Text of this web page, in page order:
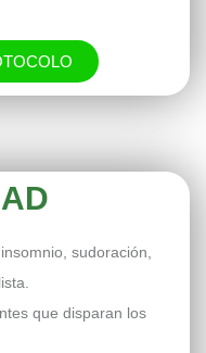
sudoración,
que disparan los